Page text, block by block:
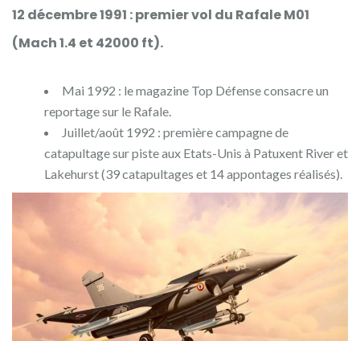
12 décembre 1991 : premier vol du Rafale M01
(Mach 1.4 et 42000 ft).
Mai 1992 : le magazine Top Défense consacre un
reportage sur le Rafale.
Juillet/août 1992 : première campagne de
catapultage sur piste aux Etats-Unis à Patuxent River et
Lakehurst (39 catapultages et 14 appontages réalisés).